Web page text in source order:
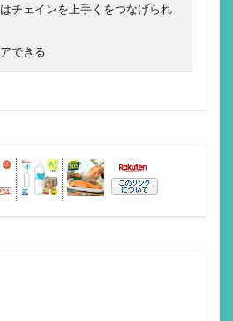
チェインを上手くをつなげられ
できる